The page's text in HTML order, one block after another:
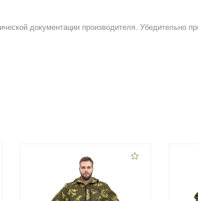
документации производителя. Убедительно